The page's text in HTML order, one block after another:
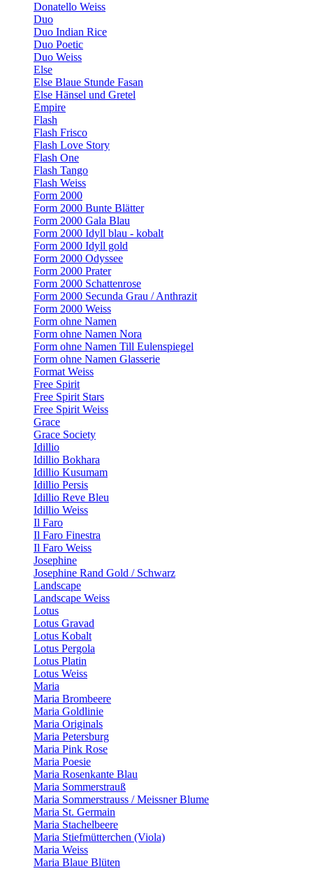
Donatello Weiss
Duo
Duo Indian Rice
Duo Poetic
Duo Weiss
Else
Else Blaue Stunde Fasan
Else Hänsel und Gretel
Empire
Flash
Flash Frisco
Flash Love Story
Flash One
Flash Tango
Flash Weiss
Form 2000
Form 2000 Bunte Blätter
Form 2000 Gala Blau
Form 2000 Idyll blau - kobalt
Form 2000 Idyll gold
Form 2000 Odyssee
Form 2000 Prater
Form 2000 Schattenrose
Form 2000 Secunda Grau / Anthrazit
Form 2000 Weiss
Form ohne Namen
Form ohne Namen Nora
Form ohne Namen Till Eulenspiegel
Form ohne Namen Glasserie
Format Weiss
Free Spirit
Free Spirit Stars
Free Spirit Weiss
Grace
Grace Society
Idillio
Idillio Bokhara
Idillio Kusumam
Idillio Persis
Idillio Reve Bleu
Idillio Weiss
Il Faro
Il Faro Finestra
Il Faro Weiss
Josephine
Josephine Rand Gold / Schwarz
Landscape
Landscape Weiss
Lotus
Lotus Gravad
Lotus Kobalt
Lotus Pergola
Lotus Platin
Lotus Weiss
Maria
Maria Brombeere
Maria Goldlinie
Maria Originals
Maria Petersburg
Maria Pink Rose
Maria Poesie
Maria Rosenkante Blau
Maria Sommerstrauß
Maria Sommerstrauss / Meissner Blume
Maria St. Germain
Maria Stachelbeere
Maria Stiefmütterchen (Viola)
Maria Weiss
Maria Blaue Blüten